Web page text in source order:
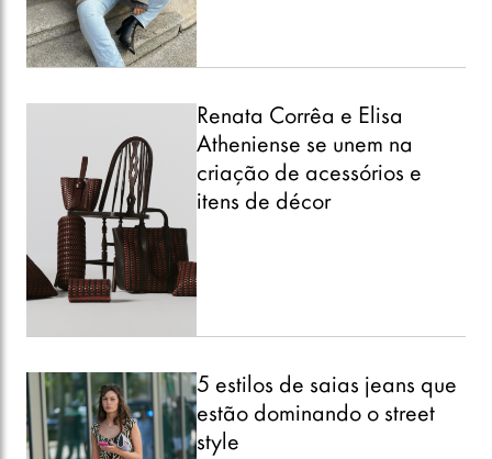
Renata Corrêa e Elisa
Atheniense se unem na
criação de acessórios e
itens de décor
5 estilos de saias jeans que
estão dominando o street
style